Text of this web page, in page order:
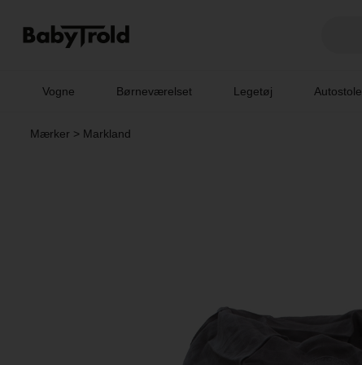
Vogne Børneværelset Legetøj Autostole
Mærker > Markland